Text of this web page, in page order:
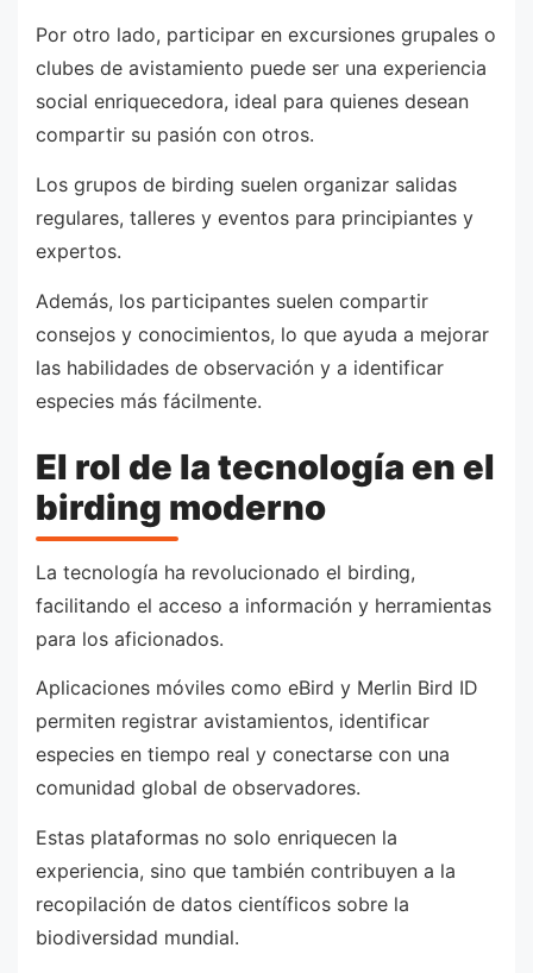
Por otro lado, participar en excursiones grupales o
clubes de avistamiento puede ser una experiencia
social enriquecedora, ideal para quienes desean
compartir su pasión con otros.
Los grupos de birding suelen organizar salidas
regulares, talleres y eventos para principiantes y
expertos.
Además, los participantes suelen compartir
consejos y conocimientos, lo que ayuda a mejorar
las habilidades de observación y a identificar
especies más fácilmente.
El rol de la tecnología en el
birding moderno
La tecnología ha revolucionado el birding,
facilitando el acceso a información y herramientas
para los aficionados.
Aplicaciones móviles como eBird y Merlin Bird ID
permiten registrar avistamientos, identificar
especies en tiempo real y conectarse con una
comunidad global de observadores.
Estas plataformas no solo enriquecen la
experiencia, sino que también contribuyen a la
recopilación de datos científicos sobre la
biodiversidad mundial.